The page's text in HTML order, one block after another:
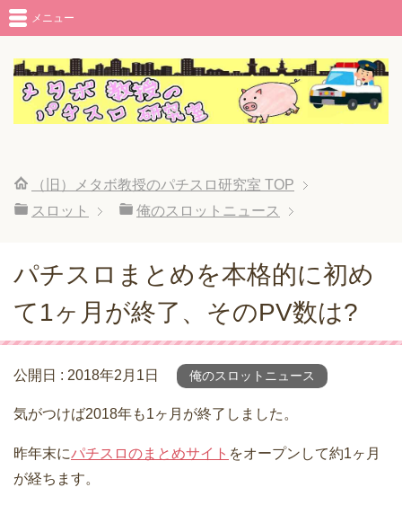
メニュー
（旧）メタボ教授のパチスロ研究室 TOP
スロット
俺のスロットニュース
パチスロまとめを本格的に初め
て1ヶ月が終了、そのPV数は?
公開日 : 2018年2月1日 俺のスロットニュース
気がつけば2018年も1ヶ月が終了しました。
昨年末にパチスロのまとめサイト をオープンして約1ヶ月
が経ちます。